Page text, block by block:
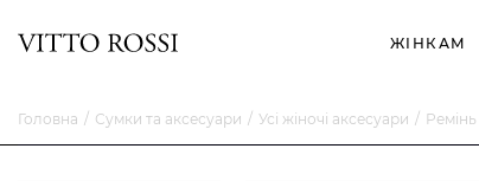
ЖІНКАМ
Головна Сумки та аксесуари Усі жіночі аксесуари Ремінь